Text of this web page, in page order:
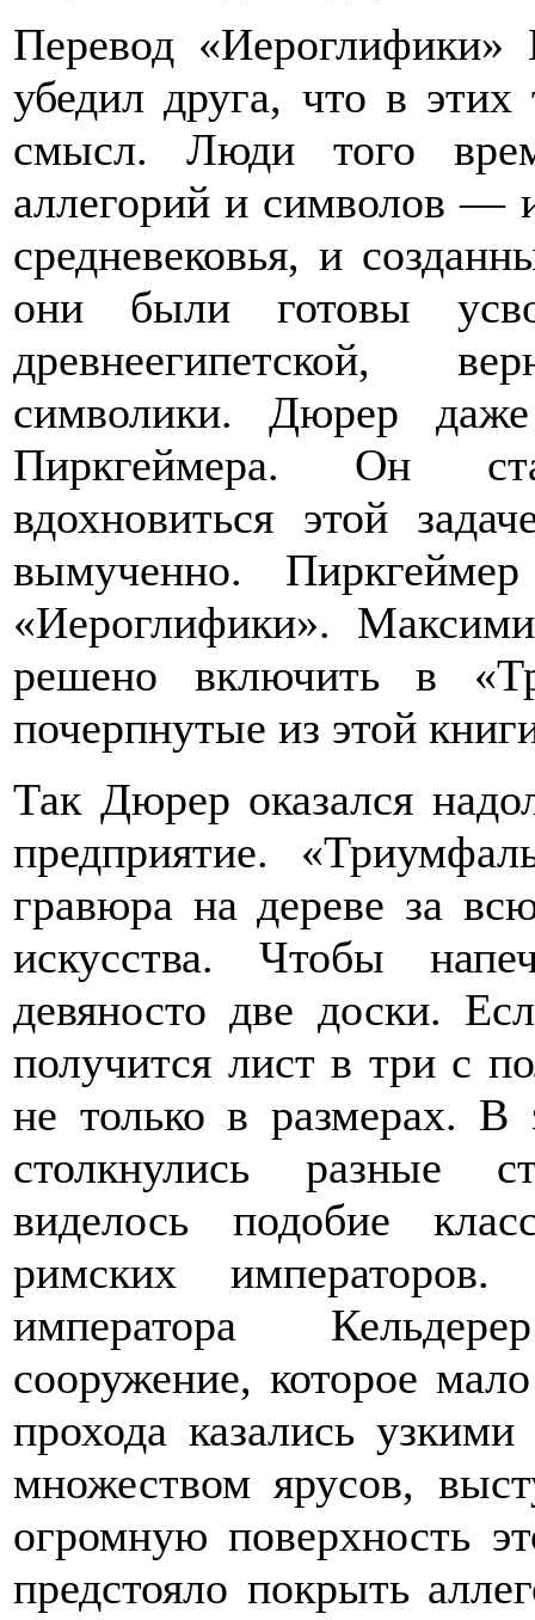
Перевод
убедил друга, что в
смысл. Люди того
аллегорий и символов —
средневековья, и
они были готовы
древнеегипетской,
символики. Дюрер
Пиркгеймера. Он
вдохновиться этой
вымученно.
«Иероглифики».
решено включить в
почерпнутые из этой
Так Дюрер оказался
предприятие.
гравюра на дереве за
искусства. Чтобы
девяносто две доски.
получится лист в три с
не только в размерах. В
столкнулись разные
виделось подобие
римских
императора
сооружение, которое
прохода казались
множеством ярусов,
огромную поверхность
предстояло покрыть